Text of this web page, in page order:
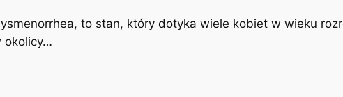
to stan, który dotyka wiele kobiet w wieku
okolicy…